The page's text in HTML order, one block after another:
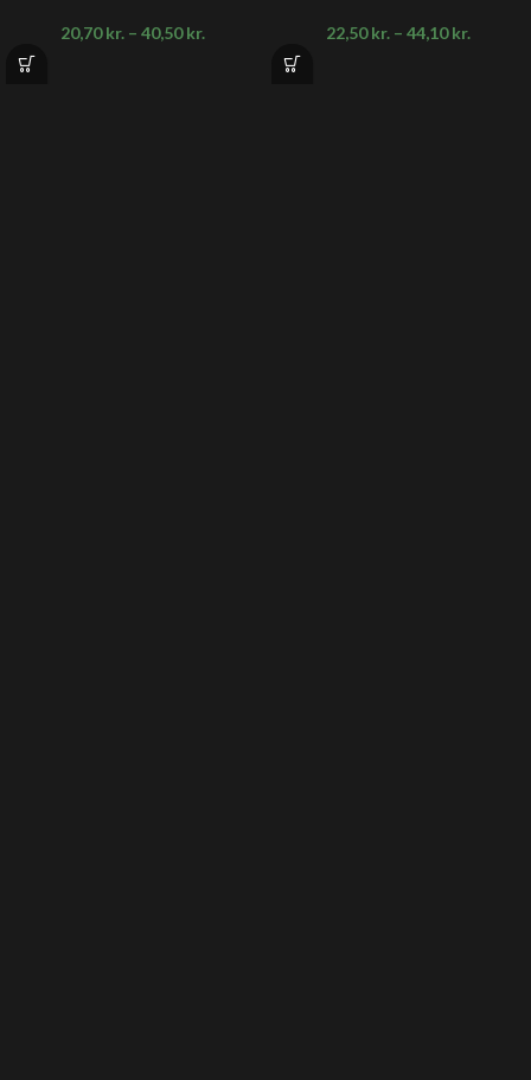
20,70kr. – 40,50kr. 22,50kr. – 44,10kr.